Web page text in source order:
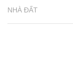
NHÀ ĐẤT